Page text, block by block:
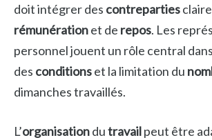
doit intégrer des contreparties
rémunérationet de repos. Les
personnel jouent un rôle central
des conditionset la limitation du
dimanches travaillés.
L’organisationdutravailpeut être